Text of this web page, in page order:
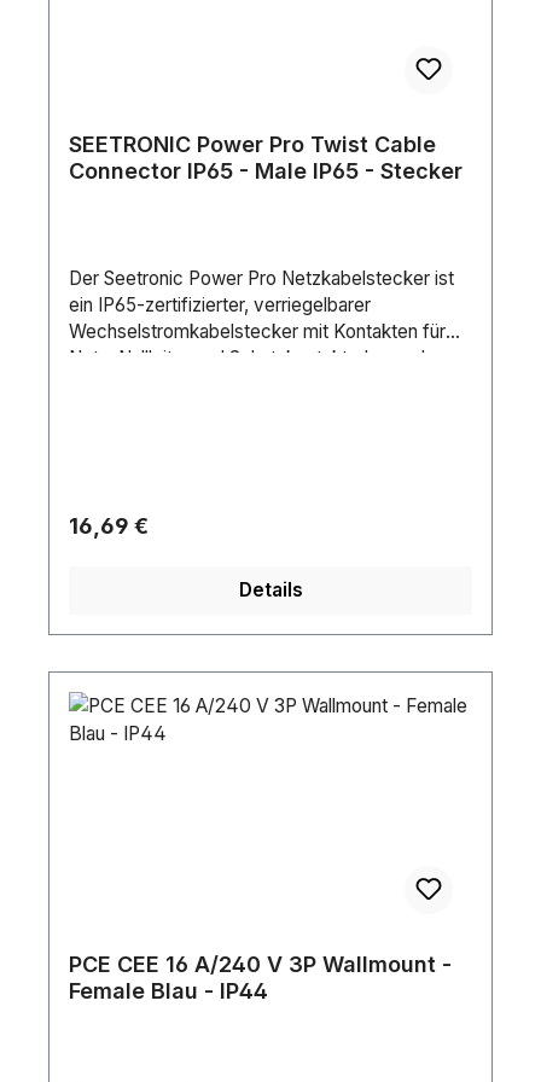
SEETRONIC Power Pro Twist Cable
Connector IP65 - Male IP65 - Stecker
Der Seetronic Power Pro Netzkabelstecker ist
ein IP65-zertifizierter, verriegelbarer
Wechselstromkabelstecker mit Kontakten für
Netz, Nullleiter und Schutzkontakt, der an den
Verriegelungssystem erforderlich ist, um eine
sichere Stromverbindung zu
0.034 kgIP-Schutzart: IP65Farbe: BlackPin-
Regulärer Preis:
16,69 €
Details
PCE CEE 16 A/240 V 3P Wallmount -
Female Blau - IP44